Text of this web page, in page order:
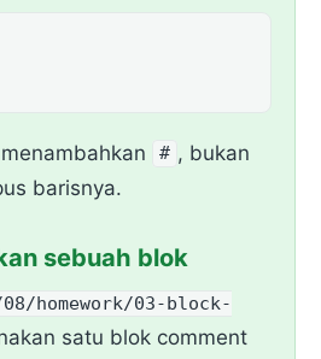
# , bukan
barisnya.
sebuah blok
homework/03-block-
satu blok comment